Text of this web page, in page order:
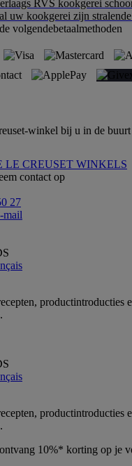
RVS kookgerei
uw kookgerei zijn
volgendebetaalmethoden
winkel bij u in de buurt
LE CREUSET WINKELS
contact op
27
mail
productintroducties
productintroducties
10%* korting op je